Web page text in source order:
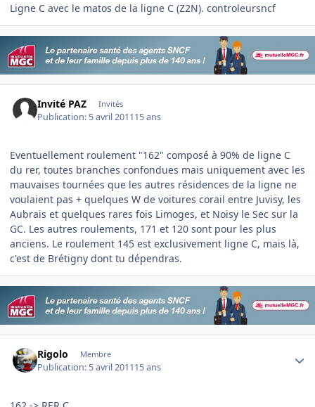
Ligne C avec le matos de la ligne C (Z2N). controleursncf
Invité PAZ Invités
Publication: 5 avril 201115 ans
Eventuellement roulement "162" composé à 90% de ligne C
du rer, toutes branches confondues mais uniquement avec les
mauvaises tournées que les autres résidences de la ligne ne
voulaient pas + quelques W de voitures corail entre Juvisy, les
Aubrais et quelques rares fois Limoges, et Noisy le Sec sur la
GC. Les autres roulements, 171 et 120 sont pour les plus
anciens. Le roulement 145 est exclusivement ligne C, mais là,
c'est de Brétigny dont tu dépendras.
Rigolo Membre
Publication: 5 avril 201115 ans